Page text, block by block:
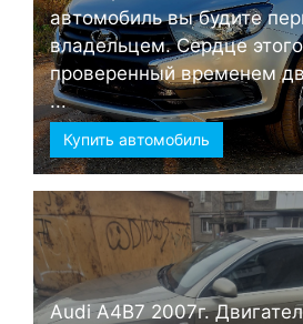
автомобиль вы будите
владельцем. Сердце
проверенный временем
...
Купить автомобиль
Audi А4B7 2007г.